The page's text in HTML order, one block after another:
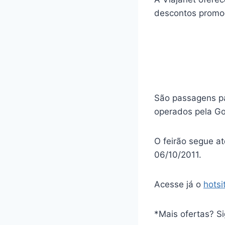
descontos
São passagens
operados pela
O feirão segue
06/10/2011.
Acesse já o
*Mais ofertas?